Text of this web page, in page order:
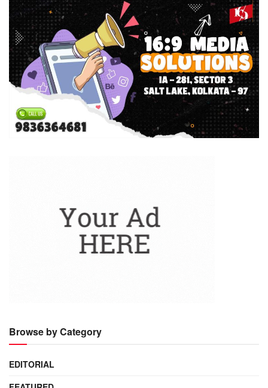
Browse by Category
EDITORIAL